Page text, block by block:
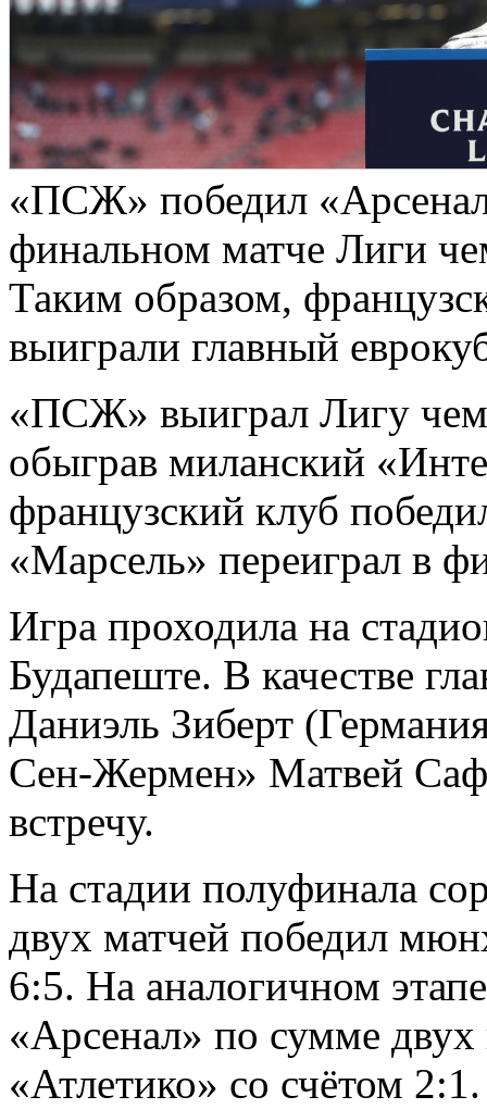
«ПСЖ» победил
финальном матче Лиги
Таким образом,
выиграли главный
«ПСЖ» выиграл Лигу
обыграв миланский
французский клуб
«Марсель» переиграл в
Игра проходила на
Будапеште. В качестве
Даниэль Зиберт
Сен-Жермен» Матвей
встречу.
На стадии полуфинала
двух матчей победил
6:5. На аналогичном
«Арсенал» по сумме
«Атлетико» со счётом 2:1.